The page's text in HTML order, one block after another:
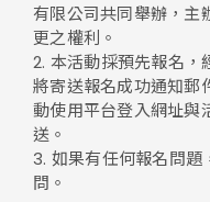
有限公司共同舉辦，主
更之權利。
2. 本活動採預先報名，
將寄送報名成功通知郵
動使用平台登入網址與
送。
3. 如果有任何報名問題
問。